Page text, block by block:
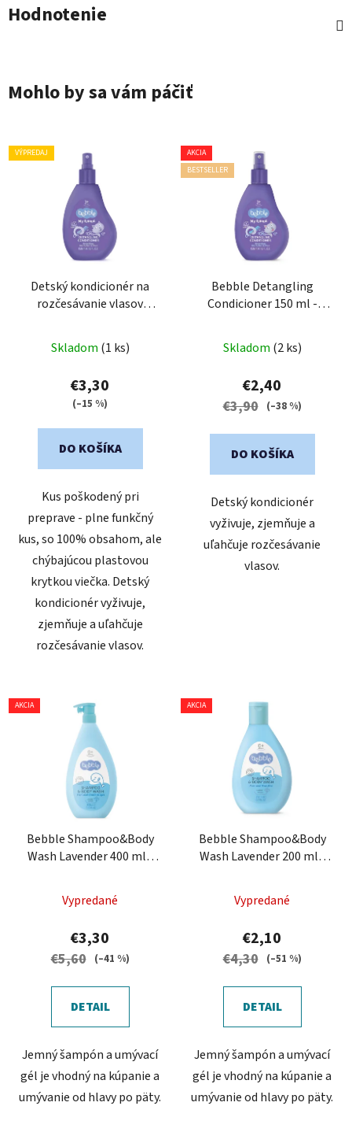
Hodnotenie
Mohlo by sa vám páčiť
VÝPREDAJ
Detský kondicionér na
rozčesávanie vlasov
krytu viečka)
Skladom (1 ks)
€3,30
(–15 %)
DO KOŠÍKA
Kus poškodený pri
preprave - plne funkčný
kus, so 100% obsahom, ale
chýbajúcou plastovou
krytkou viečka. Detský
kondicionér vyživuje,
zjemňuje a uľahčuje
rozčesávanie vlasov.
AKCIA
BESTSELLER
Bebble Detangling
Condicioner 150 ml -
rozčesávanie vlasov
Bebble
Skladom (2 ks)
€2,40
€3,90 (–38 %)
DO KOŠÍKA
Detský kondicionér
vyživuje, zjemňuje a
uľahčuje rozčesávanie
vlasov.
AKCIA
Bebble Shampoo&Body
Wash Lavender 400 ml -
levanduľou
Vypredané
€3,30
€5,60 (–41 %)
DETAIL
Jemný šampón a umývací
gél je vhodný na kúpanie a
umývanie od hlavy po päty.
AKCIA
Bebble Shampoo&Body
Wash Lavender 200 ml -
levanduľou
Vypredané
€2,10
€4,30 (–51 %)
DETAIL
Jemný šampón a umývací
gél je vhodný na kúpanie a
umývanie od hlavy po päty.